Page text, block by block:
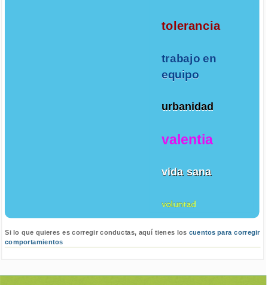
tolerancia
trabajo en
equipo
urbanidad
valentia
vida sana
voluntad
Si lo que quieres es corregir conductas, aquí tienes los cuentos para corregir
comportamientos